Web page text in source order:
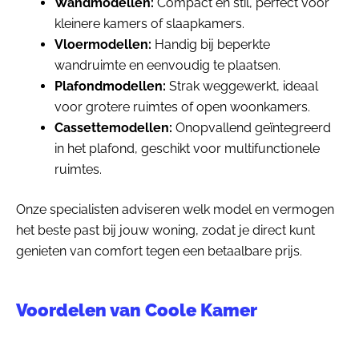
kleinere kamers of slaapkamers.
Vloermodellen: Handig bij beperkte
wandruimte en eenvoudig te plaatsen.
Plafondmodellen: Strak weggewerkt, ideaal
voor grotere ruimtes of open woonkamers.
Cassettemodellen: Onopvallend geïntegreerd
in het plafond, geschikt voor multifunctionele
ruimtes.
Onze specialisten adviseren welk model en vermogen
het beste past bij jouw woning, zodat je direct kunt
genieten van comfort tegen een betaalbare prijs.
Voordelen van Coole Kamer